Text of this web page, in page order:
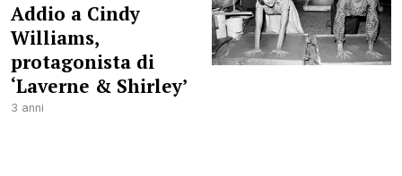
Addio a Cindy
Williams,
protagonista di
‘Laverne & Shirley’
3 anni